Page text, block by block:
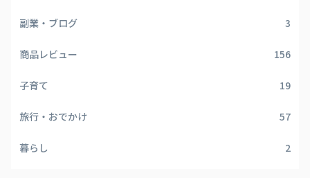
副業・ブログ 3
商品レビュー 156
子育て 19
旅行・おでかけ 57
暮らし 2